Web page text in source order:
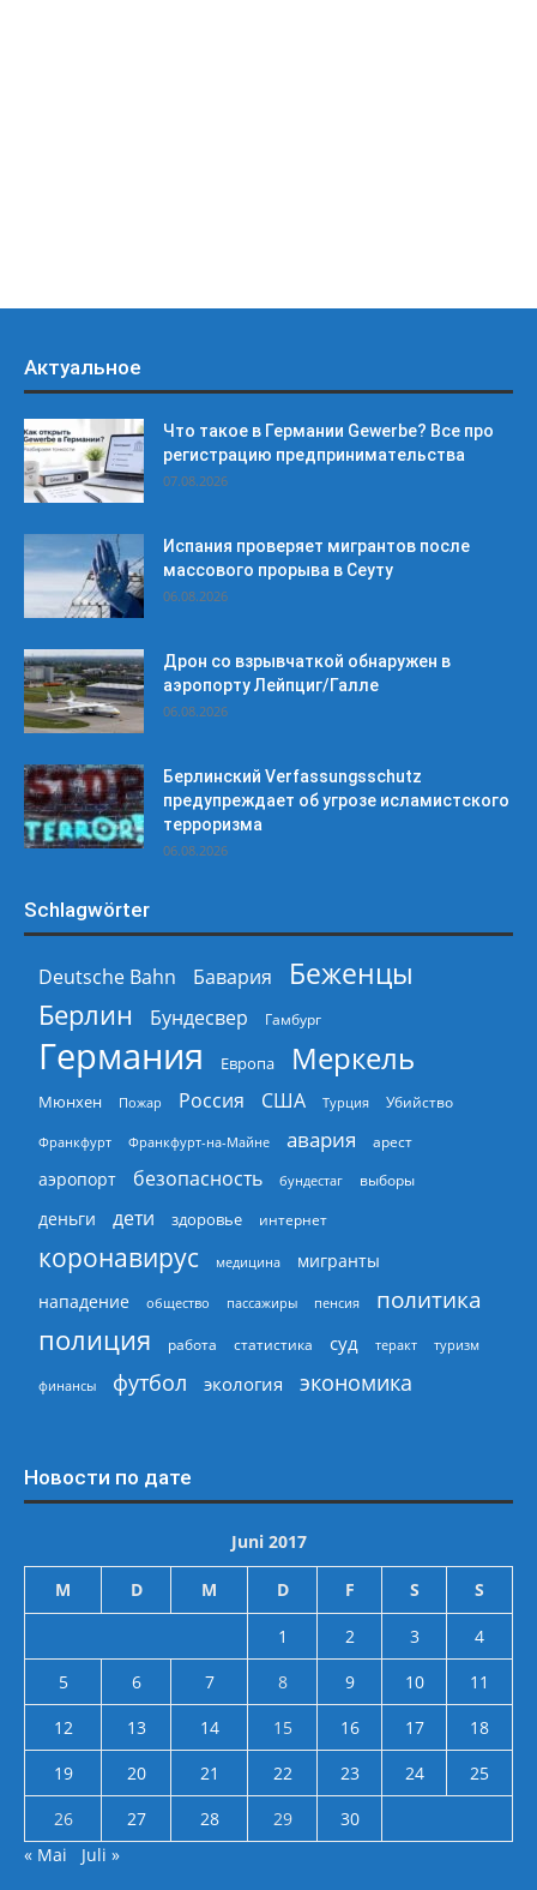
Актуальное
Что такое в Германии Gewerbe? Все про
регистрацию предпринимательства
07.08.2026
Испания проверяет мигрантов после
массового прорыва в Сеуту
06.08.2026
Дрон со взрывчаткой обнаружен в
аэропорту Лейпциг/Галле
06.08.2026
Берлинский Verfassungsschutz
предупреждает об угрозе исламистского
терроризма
06.08.2026
Schlagwörter
Deutsche Bahn Бавария
Беженцы
Берлин
Бундесвер Гамбург
Германия Европа Меркель
Мюнхен Пожар Россия США Турция Убийство
Франкфурт Франкфурт-на-Майне авария арест
аэропорт безопасность бундестаг выборы
деньги дети здоровье интернет
коронавирус медицина
мигранты
нападение
общество пассажиры пенсия политика
полиция работа статистика суд теракт туризм
финансы футбол экология экономика
Новости по дате
Juni 2017
M D M D F S S
1 2 3
4
5
6 7 8 9 10
11
12
13 14 15 16 17
18
19
20 21 22 23 24
25
26
27 28 29
30
« Mai
Juli »